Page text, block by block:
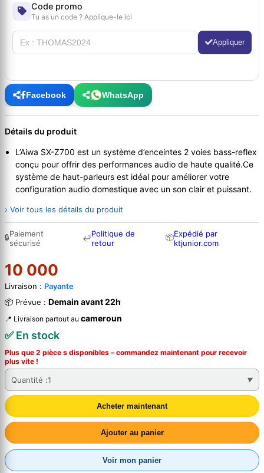
Code promo
Tu as un code ? Applique-le ici
Appliquer
Facebook WhatsApp
Détails du produit
L’Aiwa SX-Z700 est un système d’enceintes 2 voies bass-reflex
conçu pour offrir des performances audio de haute qualité.Ce
système de haut-parleurs est idéal pour améliorer votre
configuration audio domestique avec un son clair et puissant.
› Voir tous les détails du produit
🔒Paiement
sécurisé
↩Politique de
retour
📦Expédié par
ktjunior.com
10 000
Livraison : Payante
📦 Prévue : Demain avant 22h
📍 Livraison partout au cameroun
✅ En stock
Plus que 2 pièce s disponibles – commandez maintenant pour recevoir
plus vite !
Quantité :1
Acheter maintenant
Ajouter au panier
Voir mon panier